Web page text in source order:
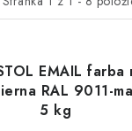
EMAIL farba
RAL 9011-
5 kg